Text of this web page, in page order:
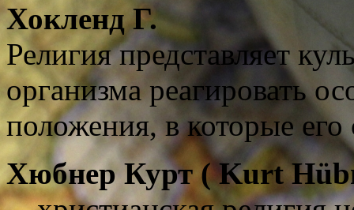
Хокленд Г.
Религия представляет
организма реагировать
положения, в которые его
Хюбнер Курт( Kurt